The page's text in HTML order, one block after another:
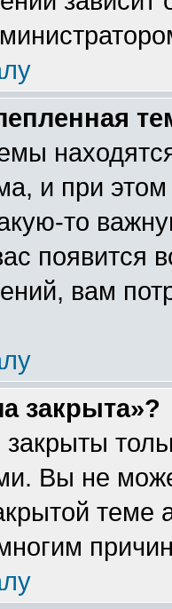
и при
то
появится
вам
закрыта»?
Вы не
теме